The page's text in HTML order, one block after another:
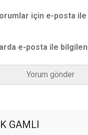
için e-posta
e-posta ile
GAMLI